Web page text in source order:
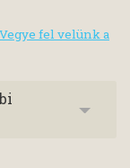
Vegye fel velünk a